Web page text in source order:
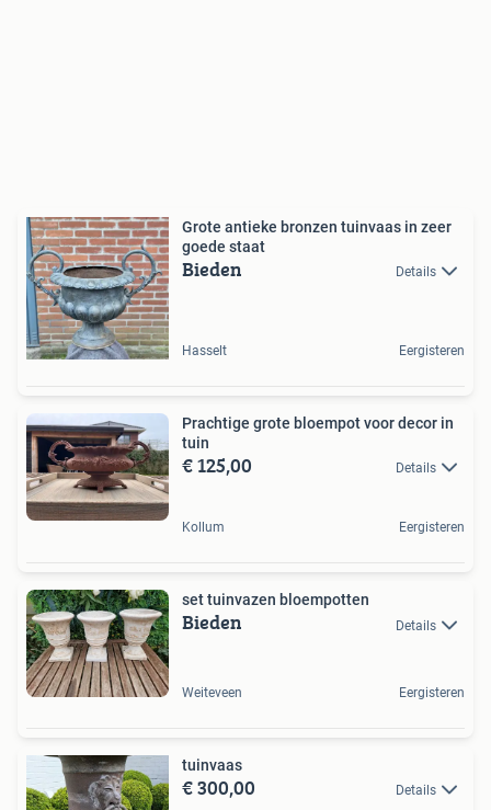
Grote antieke bronzen tuinvaas in zeer
goede staat
Bieden Details
Hasselt Eergisteren
Prachtige grote bloempot voor decor in
tuin
€ 125,00 Details
Kollum Eergisteren
set tuinvazen bloempotten
Bieden Details
Weiteveen Eergisteren
tuinvaas
€ 300,00 Details